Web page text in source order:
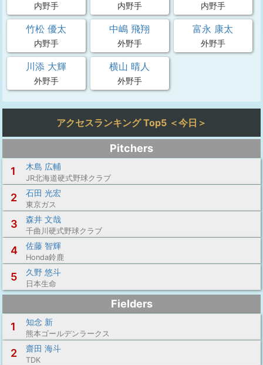
内野手 内野手 内野手
竹松 優太
内野手
中嶋 飛翔
外野手
富永 康太
外野手
川添 大輝
外野手
横山 晴人
外野手
アクセスランキング Top5 ＜今日＞
Pitchers
1
木島 広輔
JR北海道硬式野球クラブ
2 石田 光宏
東京ガス
3 森井 文哉
千曲川硬式野球クラブ
4 佐藤 智輝
Honda鈴鹿
5 久野 悠斗
日本生命
Fielders
1
知念 新
熊本ゴールデンラークス
2 齋田 海斗
TDK